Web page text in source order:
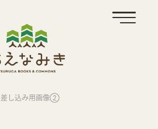
差し込み用画像②